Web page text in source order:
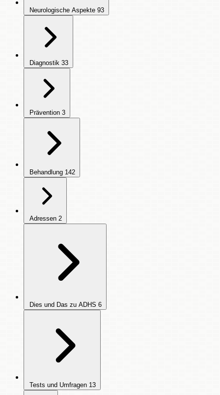
Neurologische Aspekte 93
Diagnostik 33
Prävention 3
Behandlung 142
Adressen 2
Dies und Das zu ADHS 6
Tests und Umfragen 13